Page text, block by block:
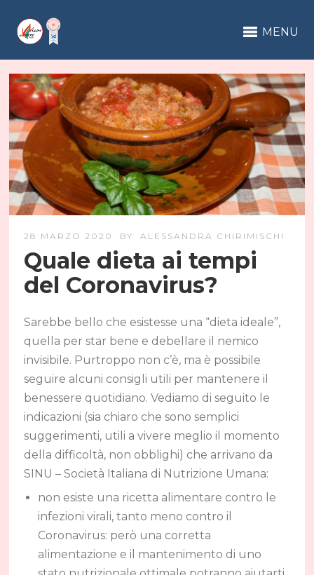
MENU
28 MARZO 2020 BY ALESSANDRA CHIRIMISCHI
Quale dieta ai tempi
del Coronavirus?
Sarebbe bello che esistesse una “dieta ideale”,
quella per star bene e debellare il nemico
invisibile. Purtroppo non c’è, ma è possibile
seguire alcuni consigli utili per mantenere il
benessere quotidiano. Vediamo di seguito le
indicazioni (sia chiaro che sono semplici
suggerimenti, utili a vivere meglio il momento
della difficoltà, non obblighi) che arrivano da
SINU – Società Italiana di Nutrizione Umana:
non esiste una ricetta alimentare contro le
infezioni virali, tanto meno contro il
Coronavirus: però una corretta
alimentazione e il mantenimento di uno